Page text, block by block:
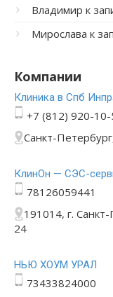
Владимир к
Мирослава к
Компании
Клиника в Спб
+7 (812) 920-10-
Санкт-
КлинОн — СЭС-
78126059441
191014, г.
24
НЬЮ ХОУМ УРАЛ
73433824000